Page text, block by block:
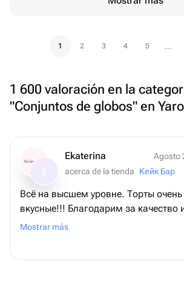
1 2 3 4 5 ...
1 600 valoración en la
"Conjuntos de globos" en
Ekaterina
acerca de la tienda
Кейк Бар
Всё на высшем уровне. Торты очень
вкусные!!! Благодарим за качество
доставку!!!
Mostrar más